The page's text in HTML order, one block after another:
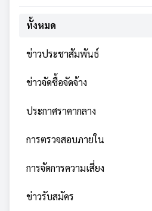
ทั้งหมด
ข่าวประชาสัมพันธ์
ข่าวจัดซื้อจัดจ้าง
ประกาศราคากลาง
การตรวจสอบภายใน
การจัดการความเสี่ยง
ข่าวรับสมัคร